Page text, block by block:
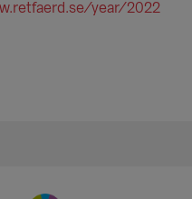
year/2022